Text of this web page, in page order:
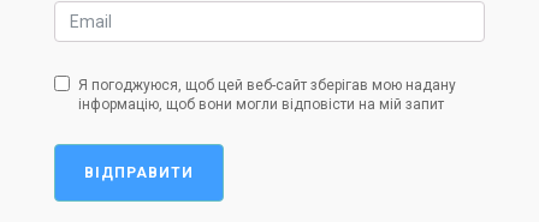
Я погоджуюся, щоб цей веб-сайт зберігав мою надану
інформацію, щоб вони могли відповісти на мій запит
ВІДПРАВИТИ